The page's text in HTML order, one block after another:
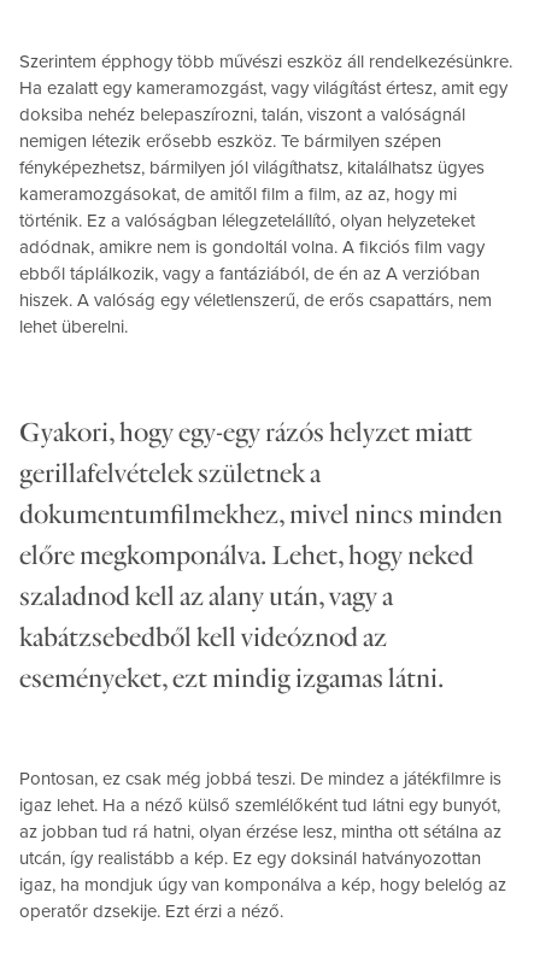
Szerintem épphogy több művészi eszköz áll rendelkezésünkre.
Ha ezalatt egy kameramozgást, vagy világítást értesz, amit egy
doksiba nehéz belepaszírozni, talán, viszont a valóságnál
nemigen létezik erősebb eszköz. Te bármilyen szépen
fényképezhetsz, bármilyen jól világíthatsz, kitalálhatsz ügyes
kameramozgásokat, de amitől film a film, az az, hogy mi
történik. Ez a valóságban lélegzetelállító, olyan helyzeteket
adódnak, amikre nem is gondoltál volna. A fikciós film vagy
ebből táplálkozik, vagy a fantáziából, de én az A verzióban
hiszek. A valóság egy véletlenszerű, de erős csapattárs, nem
lehet überelni.
Gyakori, hogy egy-egy rázós helyzet miatt
gerillafelvételek születnek a
dokumentumfilmekhez, mivel nincs minden
előre megkomponálva. Lehet, hogy neked
szaladnod kell az alany után, vagy a
kabátzsebedből kell videóznod az
eseményeket, ezt mindig izgamas látni.
Pontosan, ez csak még jobbá teszi. De mindez a játékfilmre is
igaz lehet. Ha a néző külső szemlélőként tud látni egy bunyót,
az jobban tud rá hatni, olyan érzése lesz, mintha ott sétálna az
utcán, így realistább a kép. Ez egy doksinál hatványozottan
igaz, ha mondjuk úgy van komponálva a kép, hogy belelóg az
operatőr dzsekije. Ezt érzi a néző.